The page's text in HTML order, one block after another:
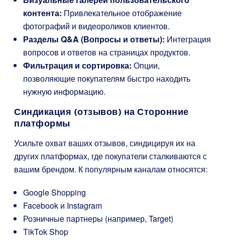
контента: Привлекательное отображение
фотографий и видеороликов клиентов.
Разделы Q&A (Вопросы и ответы): Интеграция
вопросов и ответов на страницах продуктов.
Фильтрация и сортировка: Опции,
позволяющие покупателям быстро находить
нужную информацию.
Синдикация (отзывов) на Сторонние
платформы
Усильте охват ваших отзывов, синдицируя их на
других платформах, где покупатели сталкиваются с
вашим брендом. К популярным каналам относятся:
Google Shopping
Facebook и Instagram
Розничные партнеры (например, Target)
TikTok Shop